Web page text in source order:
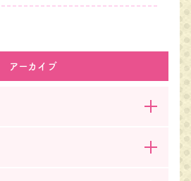
アーカイブ